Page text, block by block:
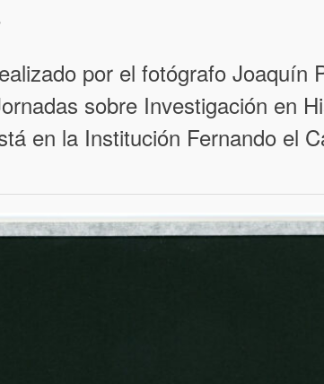
por el fotógrafo Joaquín
sobre Investigación en
en la Institución Fernando el